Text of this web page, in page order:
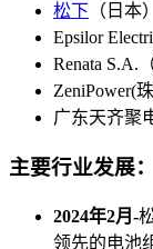
松下 （日本）
Epsilor
Renata S.A.
ZeniPower(
广东天齐聚
主要行业发展：
2024年2月-
领先的电池